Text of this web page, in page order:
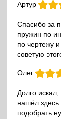
Артур
Спасибо за
пружин по
по чертежу
советую
Олег
Долго
нашёл
подобрать